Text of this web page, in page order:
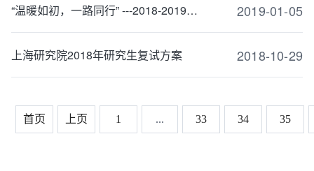
“温暖如初，一路同行” ---2018-2019材料科学与工程学院团总支、学生会年度总结大会顺利召开 2019-01-05
上海研究院2018年研究生复试方案 2018-10-29
首页 上页 1 ... 33 34 35